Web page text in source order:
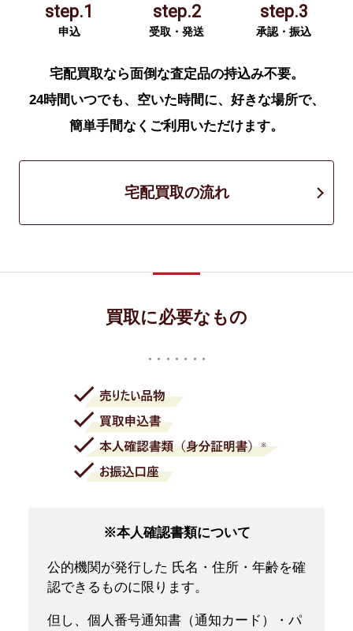
step.1
申込
step.2
受取・発送
step.3
承認・振込
宅配買取なら面倒な査定品の持込み不要。
24時間いつでも、空いた時間に、好きな場所で、
簡単手間なくご利用いただけます。
宅配買取の流れ
買取に必要なもの
※本人確認書類について
公的機関が発行した 氏名・住所・年齢を確
認できるものに限ります。
但し、個人番号通知書（通知カード）・パ